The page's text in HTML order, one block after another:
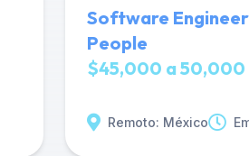
Software
People
$45,000 a 50,000
Remoto: México